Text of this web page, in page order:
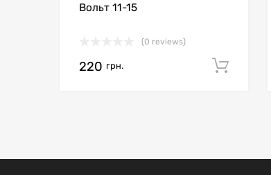
Вольт 11-15
(0 reviews)
220 грн.